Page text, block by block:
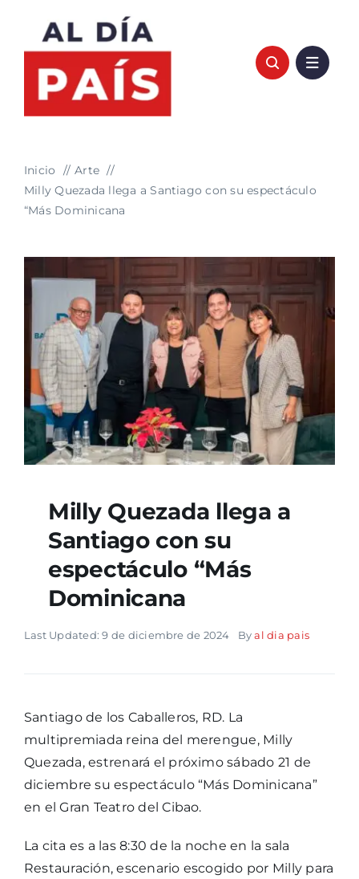
contenido
Inicio
Arte
Milly Quezada llega a Santiago con su espectáculo
“Más Dominicana
Milly Quezada llega a
Santiago con su
espectáculo “Más
Dominicana
Last Updated: 9 de diciembre de 2024 Byal dia pais
Santiago de los Caballeros, RD. La
multipremiada reina del merengue, Milly
Quezada, estrenará el próximo sábado 21 de
diciembre su espectáculo “Más Dominicana”
en el Gran Teatro del Cibao.
La cita es a las 8:30 de la noche en la sala
Restauración, escenario escogido por Milly para